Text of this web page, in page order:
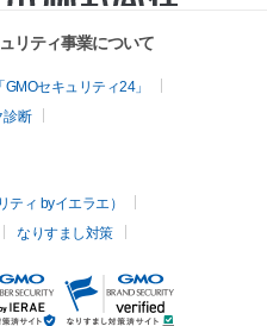
リティ事業について
セキュリティ24」
診断
ィ byイエラエ）
なりすまし対策